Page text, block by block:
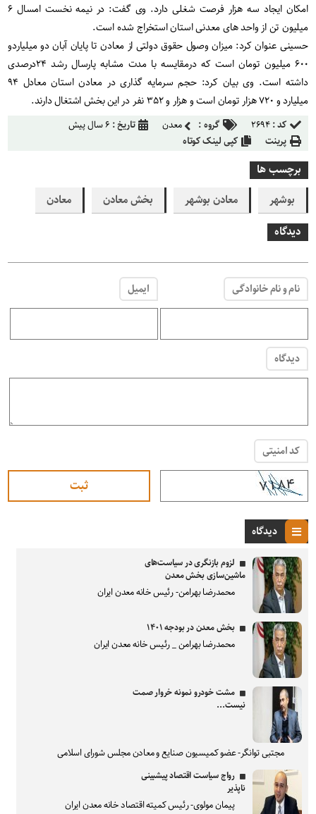
امکان ایجاد سه هزار فرصت شغلی دارد. وی گفت: در نیمه نخست امسال ۶
میلیون تن از واحد های معدنی استان استخراج شده است.
حسینی عنوان کرد: میزان وصول حقوق دولتی از معادن تا پایان آبان دو میلیاردو
۶۰۰ میلیون تومان است که درمقایسه با مدت مشابه پارسال رشد ۲۴درصدی
داشته است. وی بیان کرد: حجم سرمایه گذاری در معادن استان معادل ۹۴
میلیارد و ۷۲۰ هزار تومان است و هزار و ۳۵۲ نفر در این بخش اشتغال دارند.
کد :۲۶۹۴ گروه : معدن تاریخ : ۶ سال پیش
پرینت
کپی لینک کوتاه
برچسب ها
بوشهر
معادن بوشهر بخش معادن
معادن
دیدگاه
نام و نام خانوادگی ایمیل
دیدگاه
کد امنیتی
دیدگاه
لزوم بازنگری در سیاست‌های
ماشین‌سازی بخش معدن
محمدرضا بهرامن- رئیس خانه معدن ایران
بخش معدن در بودجه ۱۴۰۱
محمدرضا بهرامن _ رئیس خانه معدن ایران
مشت خودرو نمونه خروار صمت
نیست...
مجتبی توانگر- عضو کمیسیون صنایع و معادن مجلس شورای اسلامی
رواج سیاست اقتصاد پیشبینی
ناپذیر
پیمان مولوی- رئیس کمیته اقتصاد خانه معدن ایران